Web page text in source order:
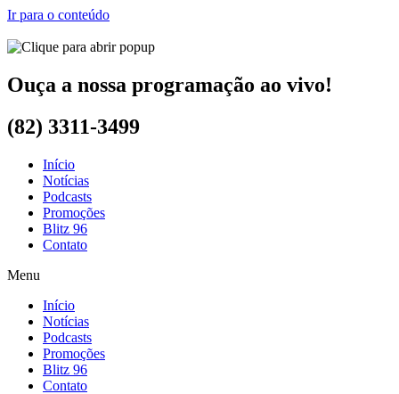
Ir para o conteúdo
Ouça a nossa programação ao vivo!
(82) 3311-3499
Início
Notícias
Podcasts
Promoções
Blitz 96
Contato
Menu
Início
Notícias
Podcasts
Promoções
Blitz 96
Contato